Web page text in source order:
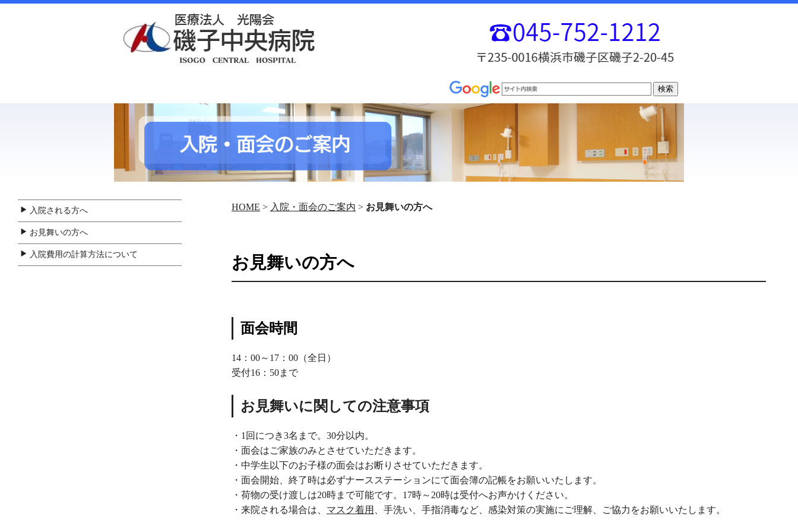
HOME > 入院・面会のご案内 > お見舞いの方へ
お見舞いの方へ
面会時間
14：00～17：00（全日）
受付16：50まで
お見舞いに関しての注意事項
・1回につき3名まで。30分以内。
・面会はご家族のみとさせていただきます。
・中学生以下のお子様の面会はお断りさせていただきます。
・面会開始、終了時は必ずナースステーションにて面会簿の記帳をお願いいたします。
・荷物の受け渡しは20時まで可能です。17時～20時は受付へお声かけください。
・ 来院される場合は、 マスク着用 、手洗い、手指消毒など、感染対策の実施にご理解、ご協力をお願いいたします。
入院される方へ
お見舞いの方へ
入院費用の計算方法について